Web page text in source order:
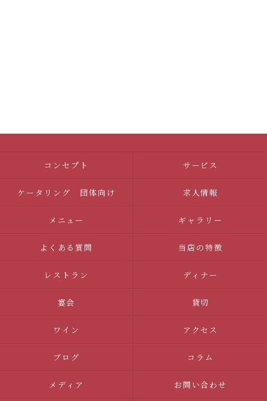
コンセプト サービス
ケータリング 団体向け 求人情報
メニュー ギャラリー
よくある質問 当店の特徴
レストラン ディナー
宴会 貸切
ワイン アクセス
ブログ コラム
メディア お問い合わせ